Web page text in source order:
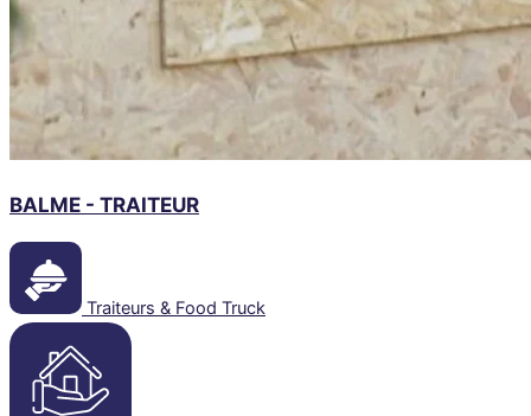
BALME - TRAITEUR
Traiteurs & Food Truck